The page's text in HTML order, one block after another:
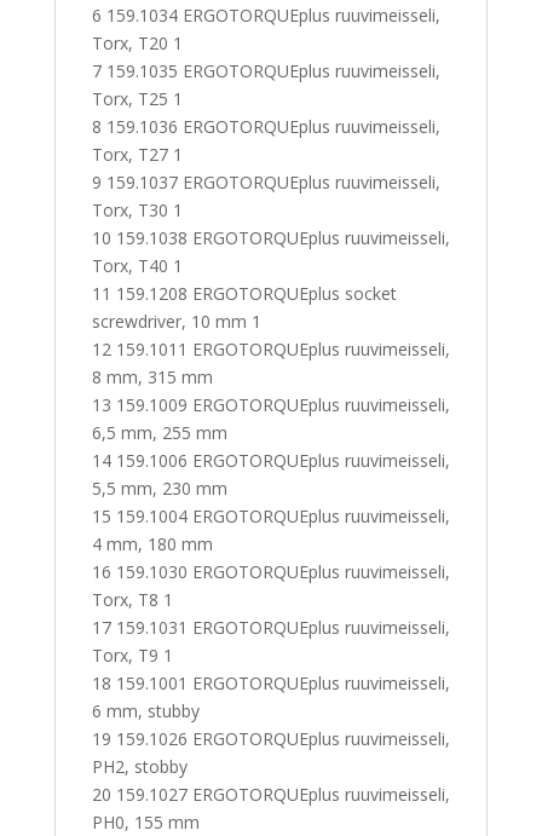
6 159.1034 ERGOTORQUEplus ruuvimeisseli,
Torx, T20 1
7 159.1035 ERGOTORQUEplus ruuvimeisseli,
Torx, T25 1
8 159.1036 ERGOTORQUEplus ruuvimeisseli,
Torx, T27 1
9 159.1037 ERGOTORQUEplus ruuvimeisseli,
Torx, T30 1
10 159.1038 ERGOTORQUEplus ruuvimeisseli,
Torx, T40 1
11 159.1208 ERGOTORQUEplus socket
screwdriver, 10 mm 1
12 159.1011 ERGOTORQUEplus ruuvimeisseli,
8 mm, 315 mm
13 159.1009 ERGOTORQUEplus ruuvimeisseli,
6,5 mm, 255 mm
14 159.1006 ERGOTORQUEplus ruuvimeisseli,
5,5 mm, 230 mm
15 159.1004 ERGOTORQUEplus ruuvimeisseli,
4 mm, 180 mm
16 159.1030 ERGOTORQUEplus ruuvimeisseli,
Torx, T8 1
17 159.1031 ERGOTORQUEplus ruuvimeisseli,
Torx, T9 1
18 159.1001 ERGOTORQUEplus ruuvimeisseli,
6 mm, stubby
19 159.1026 ERGOTORQUEplus ruuvimeisseli,
PH2, stobby
20 159.1027 ERGOTORQUEplus ruuvimeisseli,
PH0, 155 mm